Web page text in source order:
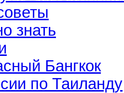
знать
Бангкок
по Таиланду